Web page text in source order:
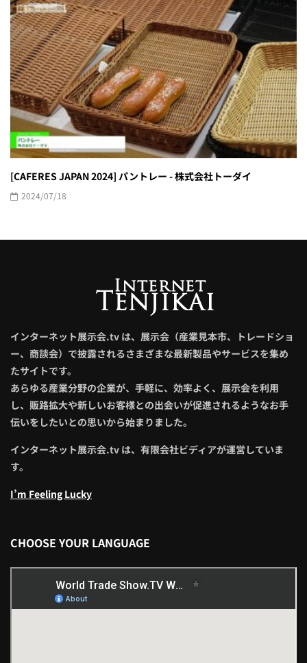
[CAFERES JAPAN 2024] パントレー - 株式会社トーダイ
2024/07/18
インターネット展示会.tv は、展示会（産業見本市、トレードショ
ー、商談会）で披露されるさまざまな最新製品やサービスを集め
たサイトです。
あらゆる産業分野の企業が、手軽に、効率よく、展示会を利用
し、販路拡大や新しいお客様との出会いが促進されるようなお手
伝いをしたいとの思いから始まりました。
インターネット展示会.tv は、有限会社ビディアが運営していま
す。
I’m Feeling Lucky
CHOOSE YOUR LANGUAGE